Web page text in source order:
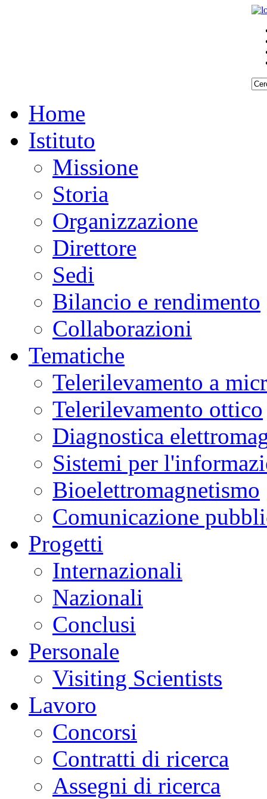
Home
Istituto
Missione
Storia
Organizzazione
Direttore
Sedi
Bilancio e rendimento
Collaborazioni
Tematiche
Telerilevamento a
Telerilevamento ottico
Diagnostica
Sistemi per
Bioelettromagnetismo
Comunicazione
Progetti
Internazionali
Nazionali
Conclusi
Personale
Visiting Scientists
Lavoro
Concorsi
Contratti di ricerca
Assegni di ricerca